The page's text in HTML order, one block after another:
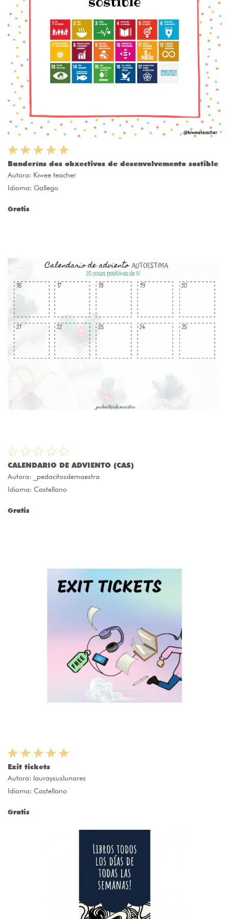
Banderíns dos obxectivos de desenvolvemento sostible
Autora: Kiwee teacher
Idioma: Gallego
Gratis
CALENDARIO DE ADVIENTO (CAS)
Autora:
_pedacitosdemaestra
Idioma: Castellano
Gratis
Exit tickets
Autora: lauraysuslunares
Idioma: Castellano
Gratis